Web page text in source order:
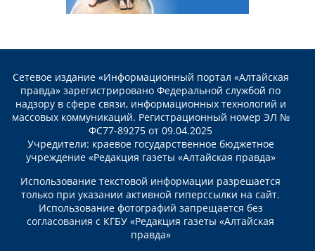
Сетевое издание «Информационный портал «Алтайская
правда» зарегистрировано Федеральной службой по
надзору в сфере связи, информационных технологий и
массовых коммуникаций. Регистрационный номер ЭЛ №
ФС77-89275 от 09.04.2025
Учредители: краевое государственное бюджетное
учреждение «Редакция газеты «Алтайская правда»
Использование текстовой информации разрешается
только при указании активной гиперссылки на сайт.
Использование фотографий запрещается без
согласования с КГБУ «Редакция газеты «Алтайская
правда»